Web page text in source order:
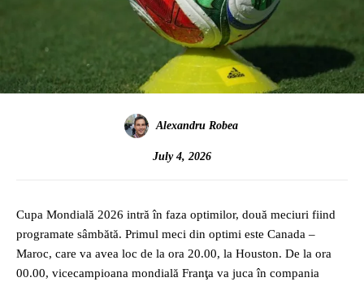
Alexandru Robea
July 4, 2026
Cupa Mondială 2026 intră în faza optimilor, două meciuri fiind
programate sâmbătă. Primul meci din optimi este Canada –
Maroc, care va avea loc de la ora 20.00, la Houston. De la ora
00.00, vicecampioana mondială Franţa va juca în compania